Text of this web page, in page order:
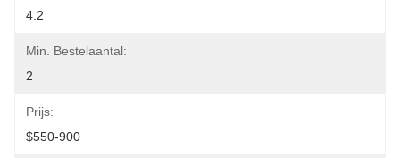
4.2
Min. Bestelaantal:
2
Prijs:
$550-900